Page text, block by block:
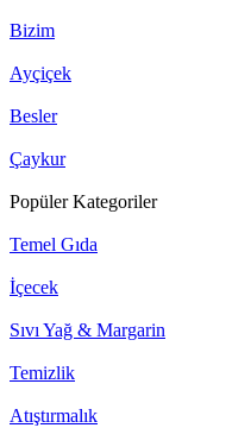
Bizim
Ayçiçek
Besler
Çaykur
Popüler Kategoriler
Temel Gıda
İçecek
Sıvı Yağ & Margarin
Temizlik
Atıştırmalık